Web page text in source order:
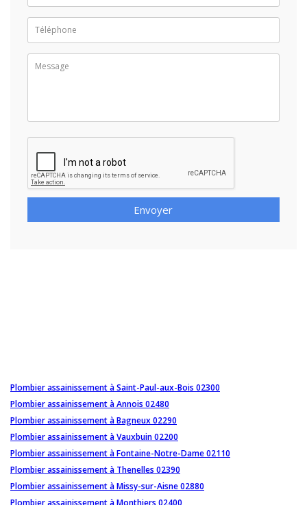
Envoyer
Plombier assainissement à Saint-Paul-aux-Bois 02300
Plombier assainissement à Annois 02480
Plombier assainissement à Bagneux 02290
Plombier assainissement à Vauxbuin 02200
Plombier assainissement à Fontaine-Notre-Dame 02110
Plombier assainissement à Thenelles 02390
Plombier assainissement à Missy-sur-Aisne 02880
Plombier assainissement à Monthiers 02400